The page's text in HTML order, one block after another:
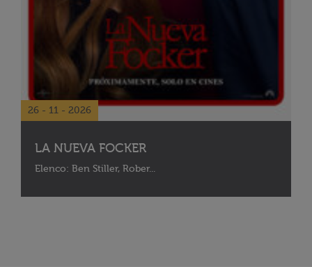
26 - 11 - 2026
LA NUEVA FOCKER
Elenco: Ben Stiller, Rober...